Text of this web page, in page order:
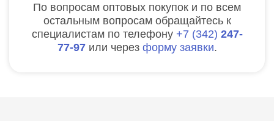
По вопросам оптовых покупок и по всем
остальным вопросам обращайтесь к
специалистам по телефону
7 342 247-
77-97 или через форму заявки.